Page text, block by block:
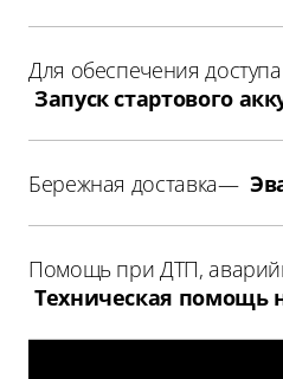
Для обеспечения
Запуск стартового
Бережная доставка—
Помощь при ДТП,
Техническая помощь